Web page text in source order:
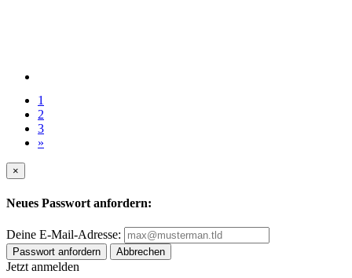
1
2
3
»
×
Neues Passwort anfordern:
Deine E-Mail-Adresse:
Passwort anfordern Abbrechen
Jetzt anmelden